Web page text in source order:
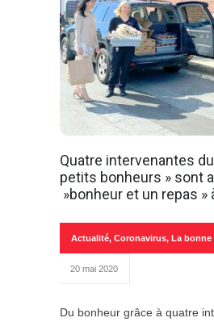
Quatre intervenantes
petits bonheurs » sont
»bonheur et un repas »
Actualité, Coronavirus, La
20 mai 2020
Du bonheur grâce à quatre